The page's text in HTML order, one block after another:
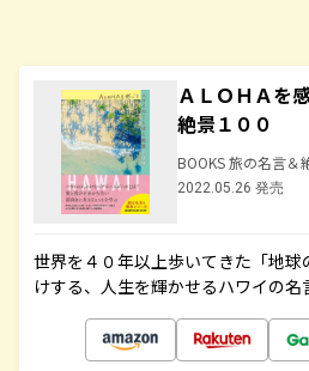
ＡＬＯＨＡを
絶景１００
BOOKS 旅の名言＆
2022.05.26 発売
世界を４０年以上歩いてきた「地
けする、人生を輝かせるハワイの